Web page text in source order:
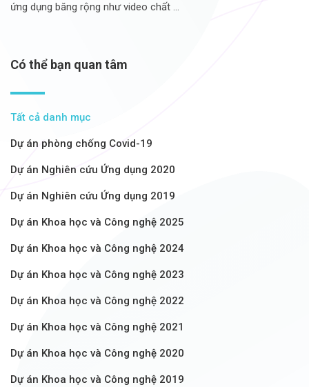
ứng dụng băng rộng như video chất
Có thể bạn quan tâm
Tất cả danh mục
Dự án phòng chống Covid-19
Dự án Nghiên cứu Ứng dụng 2020
Dự án Nghiên cứu Ứng dụng 2019
Dự án Khoa học và Công nghệ 2025
Dự án Khoa học và Công nghệ 2024
Dự án Khoa học và Công nghệ 2023
Dự án Khoa học và Công nghệ 2022
Dự án Khoa học và Công nghệ 2021
Dự án Khoa học và Công nghệ 2020
Dự án Khoa học và Công nghệ 2019